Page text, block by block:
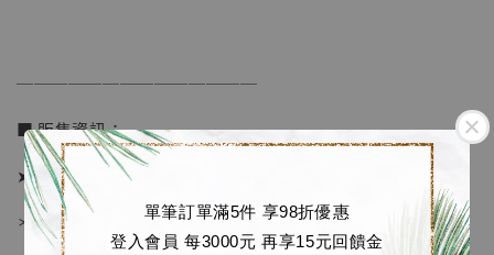
單筆訂單滿5件 享98折優惠
登入會員 每3000元 再享15元回饋金
──────────────
■ 販售資訊：
➤ 價格 3280元 (訂金1880)
＊ 國際運費另計